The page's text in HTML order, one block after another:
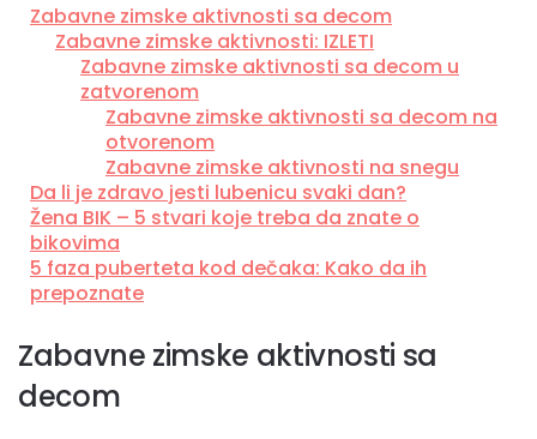
Zabavne zimske aktivnosti sa decom
Zabavne zimske aktivnosti: IZLETI
Zabavne zimske aktivnosti sa decom u
zatvorenom
Zabavne zimske aktivnosti sa decom na
otvorenom
Zabavne zimske aktivnosti na snegu
Da li je zdravo jesti lubenicu svaki dan?
Žena BIK – 5 stvari koje treba da znate o
bikovima
5 faza puberteta kod dečaka: Kako da ih
prepoznate
Zabavne zimske aktivnosti sa
decom